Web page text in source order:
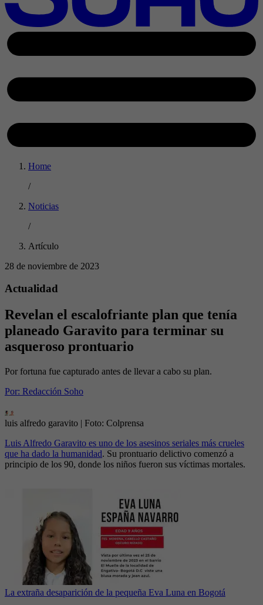
Home
/
Noticias
/
Artículo
28 de noviembre de 2023
Actualidad
Revelan el escalofriante plan que tenía
planeado Garavito para terminar su
asqueroso prontuario
Por fortuna fue capturado antes de llevar a cabo su plan.
Por: Redacción Soho
luis alfredo garavito | Foto: Colprensa
Luis Alfredo Garavito es uno de los asesinos seriales más crueles
que ha dado la humanidad. Su prontuario delictivo comenzó a
principio de los 90, donde los niños fueron sus víctimas mortales.
La extraña desaparición de la pequeña Eva Luna en Bogotá